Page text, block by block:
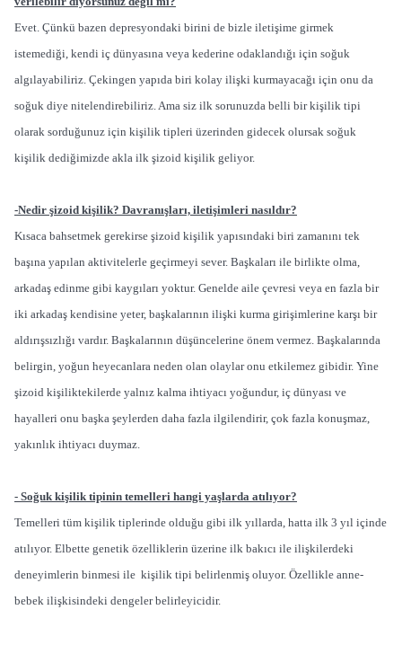
Evet. Çünkü bazen depresyondaki birini de bizle iletişime girmek
istemediği, kendi iç dünyasına veya kederine odaklandığı için soğuk
algılayabiliriz. Çekingen yapıda biri kolay ilişki kurmayacağı için onu da
soğuk diye nitelendirebiliriz. Ama siz ilk sorunuzda belli bir kişilik tipi
olarak sorduğunuz için kişilik tipleri üzerinden gidecek olursak soğuk
kişilik dediğimizde akla ilk şizoid kişilik geliyor.
-Nedir şizoid kişilik? Davranışları, iletişimleri nasıldır?
Kısaca bahsetmek gerekirse şizoid kişilik yapısındaki biri zamanını tek
başına yapılan aktivitelerle geçirmeyi sever. Başkaları ile birlikte olma,
arkadaş edinme gibi kaygıları yoktur. Genelde aile çevresi veya en fazla bir
iki arkadaş kendisine yeter, başkalarının ilişki kurma girişimlerine karşı bir
aldırışsızlığı vardır. Başkalarının düşüncelerine önem vermez. Başkalarında
belirgin, yoğun heyecanlara neden olan olaylar onu etkilemez gibidir. Yine
şizoid kişiliktekilerde yalnız kalma ihtiyacı yoğundur, iç dünyası ve
hayalleri onu başka şeylerden daha fazla ilgilendirir, çok fazla konuşmaz,
yakınlık ihtiyacı duymaz.
- Soğuk kişilik tipinin temelleri hangi yaşlarda atılıyor?
Temelleri tüm kişilik tiplerinde olduğu gibi ilk yıllarda, hatta ilk 3 yıl içinde
atılıyor. Elbette genetik özelliklerin üzerine ilk bakıcı ile ilişkilerdeki
deneyimlerin binmesi ile kişilik tipi belirlenmiş oluyor. Özellikle anne-
bebek ilişkisindeki dengeler belirleyicidir.